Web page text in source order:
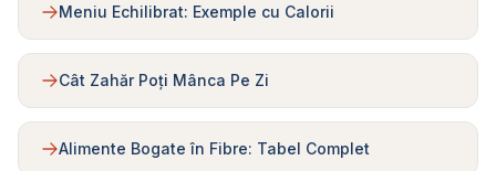
Meniu Echilibrat: Exemple cu Calorii
Cât Zahăr Poți Mânca Pe Zi
Alimente Bogate în Fibre: Tabel Complet